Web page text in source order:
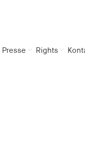
Presse Rights